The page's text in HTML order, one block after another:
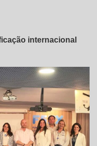
internacional